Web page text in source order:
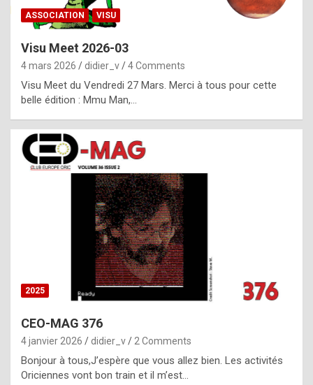
p
l
c
h
i
s
t
o
r
p
e
c
ASSOCIATION VISU
Visu Meet 2026-03
4 mars 2026 didier_v 4 Comments
Visu Meet du Vendredi 27 Mars. Merci à tous pour cette
belle édition : Mmu Man,…
2025
CEO-MAG 376
4 janvier 2026 didier_v 2 Comments
Bonjour à tous,J’espère que vous allez bien. Les activités
Oriciennes vont bon train et il m’est…